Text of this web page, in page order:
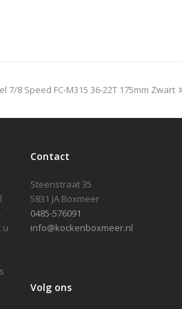
7/8 Speed FC-M315 36-22T 175mm Zwart
u
Contact
Steenstraat 35
5831 JA Boxmeer
0485-576091
info@kockenboxmeer.nl
Volg ons